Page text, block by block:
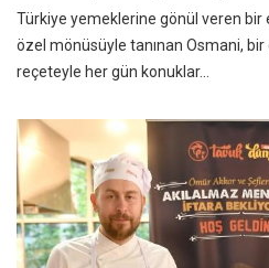
Türkiye yemeklerine gönül veren bir
özel mönüsüyle tanınan Osmani,
reçeteyle her gün konuklar...